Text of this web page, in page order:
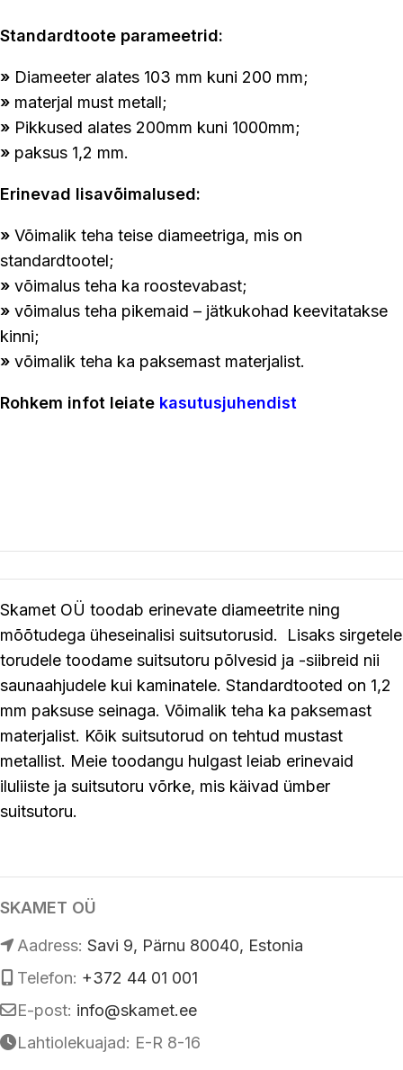
Standardtoote parameetrid:
» Diameeter alates 103 mm kuni 200 mm;
» materjal must metall;
» Pikkused alates 200mm kuni 1000mm;
» paksus 1,2 mm.
Erinevad lisavõimalused:
» Võimalik teha teise diameetriga, mis on
standardtootel;
» võimalus teha ka roostevabast;
» võimalus teha pikemaid – jätkukohad keevitatakse
kinni;
» võimalik teha ka paksemast materjalist.
Rohkem infot leiate kasutusjuhendist
Skamet OÜ toodab erinevate diameetrite ning
mõõtudega üheseinalisi suitsutorusid. Lisaks sirgetele
torudele toodame suitsutoru põlvesid ja -siibreid nii
saunaahjudele kui kaminatele. Standardtooted on 1,2
mm paksuse seinaga. Võimalik teha ka paksemast
materjalist. Kõik suitsutorud on tehtud mustast
metallist. Meie toodangu hulgast leiab erinevaid
iluliiste ja suitsutoru võrke, mis käivad ümber
suitsutoru.
SKAMET OÜ
Аadress: Savi 9, Pärnu 80040, Estonia
Telefon: +372 44 01 001
E-post: info@skamet.ee
Lahtiolekuajad: E-R 8-16